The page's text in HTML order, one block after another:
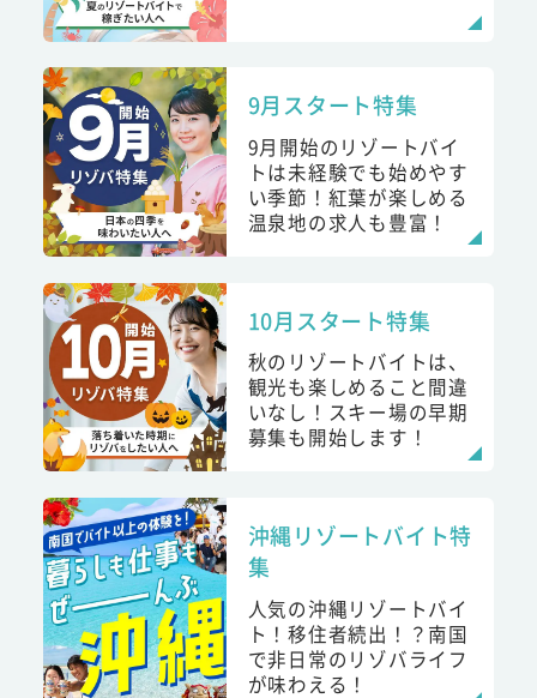
9月スタート特集
9月開始のリゾートバイ
トは未経験でも始めやす
い季節！紅葉が楽しめる
温泉地の求人も豊富！
10月スタート特集
秋のリゾートバイトは、
観光も楽しめること間違
いなし！スキー場の早期
募集も開始します！
沖縄リゾートバイト特
集
人気の沖縄リゾートバイ
ト！移住者続出！？南国
で非日常のリゾバライフ
が味わえる！